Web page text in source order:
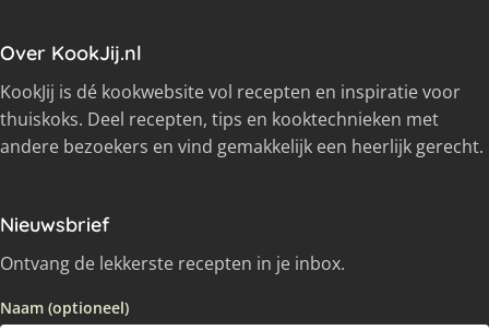
Over KookJij.nl
KookJij is dé kookwebsite vol recepten en inspiratie voor
thuiskoks. Deel recepten, tips en kooktechnieken met
andere bezoekers en vind gemakkelijk een heerlijk gerecht.
Nieuwsbrief
Ontvang de lekkerste recepten in je inbox.
Naam (optioneel)